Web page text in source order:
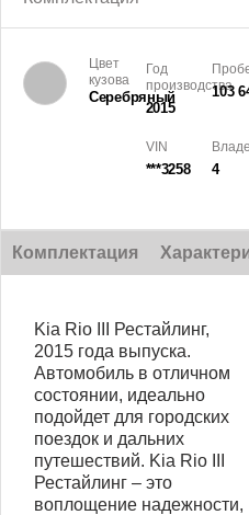
Цвет
кузова
Серебряный
Год
производства
2015
103
VIN
***3258 4
Комплектация
Kia Rio III Рестайлинг,
2015 года выпуска.
Автомобиль в отличном
состоянии, идеально
подойдет для городских
поездок и дальних
путешествий. Kia Rio III
Рестайлинг – это
воплощение надежности,